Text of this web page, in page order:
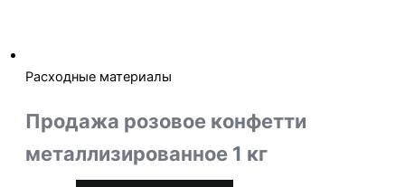
Расходные материалы
Продажа розовое конфетти
металлизированное 1 кг